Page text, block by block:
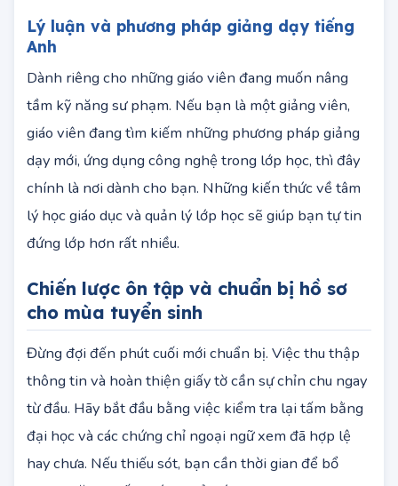
hoàn thành các học phần chuyên sâu.
Anh
Dành riêng cho những giáo viên đang muốn nâng
tầm kỹ năng sư phạm. Nếu bạn là một giảng viên,
giáo viên đang tìm kiếm những phương pháp giảng
dạy mới, ứng dụng công nghệ trong lớp học, thì đây
chính là nơi dành cho bạn. Những kiến thức về tâm
lý học giáo dục và quản lý lớp học sẽ giúp bạn tự tin
đứng lớp hơn rất nhiều.
Chiến lược ôn tập và chuẩn bị hồ sơ
cho mùa tuyển sinh
Đừng đợi đến phút cuối mới chuẩn bị. Việc thu thập
thông tin và hoàn thiện giấy tờ cần sự chỉn chu ngay
từ đầu. Hãy bắt đầu bằng việc kiểm tra lại tấm bằng
đại học và các chứng chỉ ngoại ngữ xem đã hợp lệ